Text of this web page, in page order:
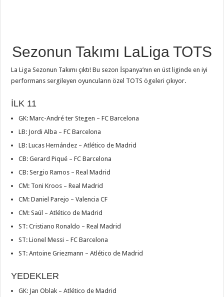
Sezonun Takımı LaLiga TOTS
La Liga Sezonun Takımı çıktı! Bu sezon İspanya’nın en üst liginde en iyi
performans sergileyen oyuncuların özel TOTS ögeleri çıkıyor.
İLK 11
GK: Marc-André ter Stegen – FC Barcelona
LB: Jordi Alba – FC Barcelona
LB: Lucas Hernández – Atlético de Madrid
CB: Gerard Piqué – FC Barcelona
CB: Sergio Ramos – Real Madrid
CM: Toni Kroos – Real Madrid
CM: Daniel Parejo – Valencia CF
CM: Saúl – Atlético de Madrid
ST: Cristiano Ronaldo – Real Madrid
ST: Lionel Messi – FC Barcelona
ST: Antoine Griezmann – Atlético de Madrid
YEDEKLER
GK: Jan Oblak – Atlético de Madrid